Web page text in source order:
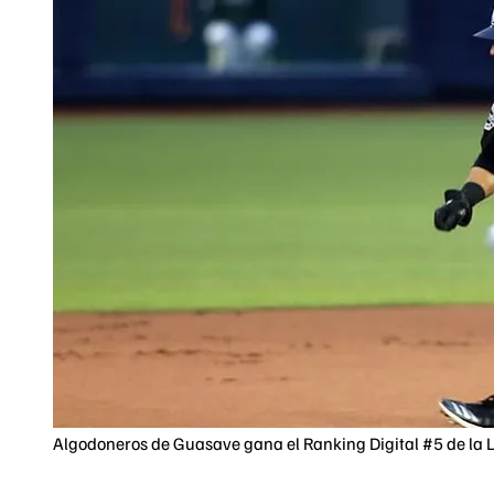
Algodoneros de Guasave gana el Ranking Digital #5 de la